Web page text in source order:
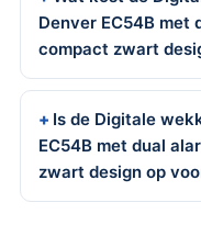
Denver EC54B met
compact zwart
Is de Digitale
EC54B met dual
zwart design op